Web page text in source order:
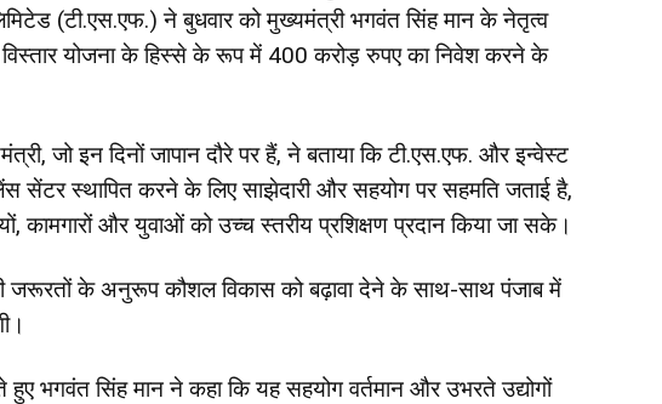
(टी.एस.एफ.) ने बुधवार को मुख्यमंत्री भगवंत सिंह मान के नेतृत्व
योजना के हिस्से के रूप में 400 करोड़ रुपए का निवेश करने के
जो इन दिनों जापान दौरे पर हैं, ने बताया कि टी.एस.एफ. और इन्वेस्ट
सेंटर स्थापित करने के लिए साझेदारी और सहयोग पर सहमति जताई है,
कामगारों और युवाओं को उच्च स्तरीय प्रशिक्षण प्रदान किया जा सके।
जरूरतों के अनुरूप कौशल विकास को बढ़ावा देने के साथ-साथ पंजाब में
हुए भगवंत सिंह मान ने कहा कि यह सहयोग वर्तमान और उभरते उद्योगों